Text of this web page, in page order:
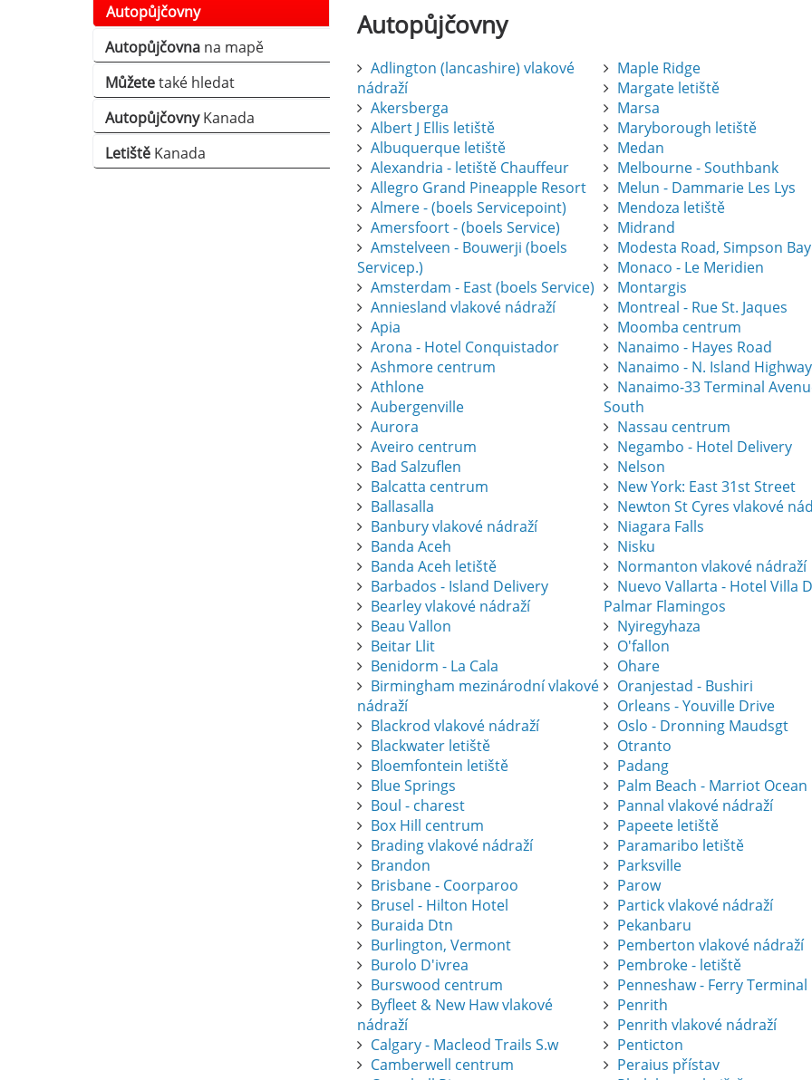
Autopůjčovny
Autopůjčovna na mapě
Můžetetaké hledat
AutopůjčovnyKanada
Letiště Kanada
Autopůjčovny
Adlington (lancashire) vlakové
nádraží
Akersberga
Albert J Ellis letiště
Albuquerque letiště
Alexandria - letiště Chauffeur
Allegro Grand Pineapple Resort
Almere - (boels Servicepoint)
Amersfoort - (boels Service)
Amstelveen - Bouwerji (boels
Servicep.)
Amsterdam - East (boels Service)
Anniesland vlakové nádraží
Apia
Arona - Hotel Conquistador
Ashmore centrum
Athlone
Aubergenville
Aurora
Aveiro centrum
Bad Salzuflen
Balcatta centrum
Ballasalla
Banbury vlakové nádraží
Banda Aceh
Banda Aceh letiště
Barbados - Island Delivery
Bearley vlakové nádraží
Beau Vallon
Beitar Llit
Benidorm - La Cala
Birmingham mezinárodní vlakové
nádraží
Blackrod vlakové nádraží
Blackwater letiště
Bloemfontein letiště
Blue Springs
Boul - charest
Box Hill centrum
Brading vlakové nádraží
Brandon
Brisbane - Coorparoo
Brusel - Hilton Hotel
Buraida Dtn
Burlington, Vermont
Burolo D'ivrea
Burswood centrum
Byfleet & New Haw vlakové
nádraží
Calgary - Macleod Trails S.w
Camberwell centrum
Maple Ridge
Margate letiště
Marsa
Maryborough letiště
Medan
Melbourne - Southbank
Melun - Dammarie Les Lys
Mendoza letiště
Midrand
Modesta Road, Simpson Bay
Monaco - Le Meridien
Montargis
Montreal - Rue St. Jaques
Moomba centrum
Nanaimo - Hayes Road
Nanaimo - N. Island Highway
Nanaimo-33 Terminal
South
Nassau centrum
Negambo - Hotel Delivery
Nelson
New York: East 31st Street
Newton St Cyres vlakové
Niagara Falls
Nisku
Normanton vlakové nádraží
Nuevo Vallarta - Hotel Villa
Palmar Flamingos
Nyiregyhaza
O'fallon
Ohare
Oranjestad - Bushiri
Orleans - Youville Drive
Oslo - Dronning Maudsgt
Otranto
Padang
Palm Beach - Marriot Ocean
Pannal vlakové nádraží
Papeete letiště
Paramaribo letiště
Parksville
Parow
Partick vlakové nádraží
Pekanbaru
Pemberton vlakové nádraží
Pembroke - letiště
Penneshaw - Ferry Terminal
Penrith
Penrith vlakové nádraží
Penticton
Peraius přístav